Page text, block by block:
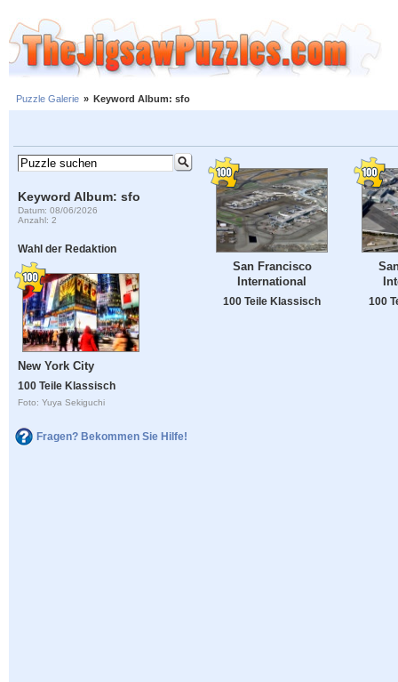
Puzzle Galerie » Keyword Album: sfo
Keyword Album: sfo
Datum: 08/06/2026
Anzahl: 2
Wahl der Redaktion
New York City
100 Teile Klassisch
Foto: Yuya Sekiguchi
Fragen? Bekommen Sie Hilfe!
San Francisco
International
100 Teile Klassisch 100